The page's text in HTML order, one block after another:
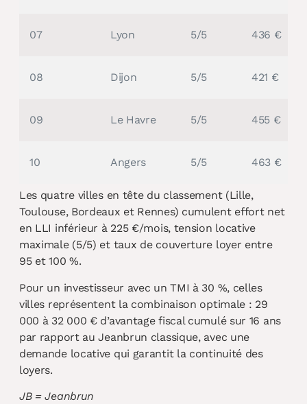
07 Lyon 5/5 436 €
08 Dijon 5/5 421 €
09 Le Havre 5/5 455 €
10 Angers 5/5 463 €
Les quatre villes en tête du classement (Lille,
Toulouse, Bordeaux et Rennes) cumulent effort net
en LLI inférieur à 225 €/mois, tension locative
maximale (5/5) et taux de couverture loyer entre
95 et 100 %.
Pour un investisseur avec un TMI à 30 %, celles
villes représentent la combinaison optimale : 29
000 à 32 000 € d’avantage fiscal cumulé sur 16 ans
par rapport au Jeanbrun classique, avec une
demande locative qui garantit la continuité des
loyers.
JB = Jeanbrun